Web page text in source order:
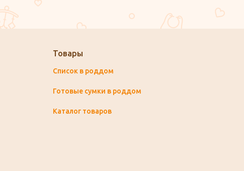
Товары
Список в роддом
Готовые сумки в роддом
Каталог товаров